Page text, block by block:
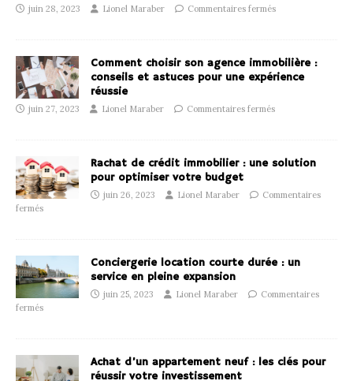
juin 28, 2023 Lionel Maraber Commentaires fermés
Comment choisir son agence immobilière :
conseils et astuces pour une expérience
réussie
juin 27, 2023 Lionel Maraber Commentaires fermés
Rachat de crédit immobilier : une solution
pour optimiser votre budget
juin 26, 2023 Lionel Maraber
Commentaires
fermés
Conciergerie location courte durée : un
service en pleine expansion
juin 25, 2023 Lionel Maraber
Commentaires
fermés
Achat d’un appartement neuf : les clés pour
réussir votre investissement